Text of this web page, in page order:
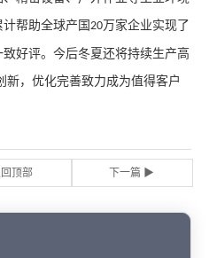
帮助全球产国 20万家企业实现了
好评。今后冬夏还将持续生产高
新，优化完善致力成为值得客户
顶部 下一篇 ▶